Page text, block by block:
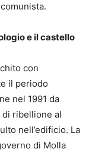
e il castello
con
il periodo
nel 1991 da
ribellione al
nell’edificio. La
di Molla